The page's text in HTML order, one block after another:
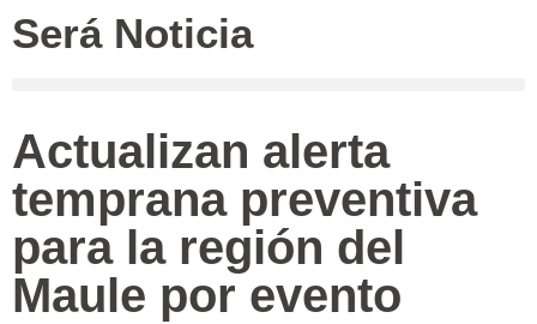
Será Noticia
Actualizan alerta
temprana preventiva
para la región del
Maule por evento